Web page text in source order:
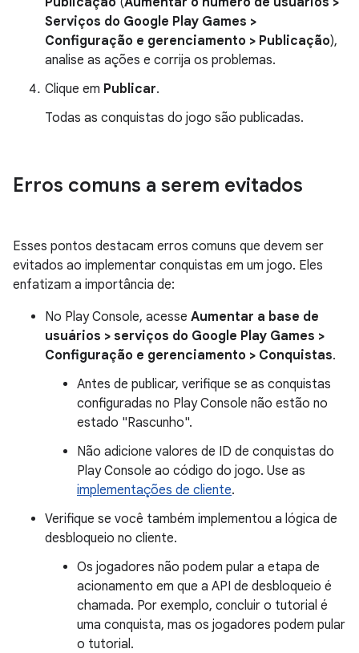
Serviços do Google Play Games >
Configuração e gerenciamento > Publicação),
analise as ações e corrija os problemas.
Clique em Publicar.
Todas as conquistas do jogo são publicadas.
Erros comuns a serem evitados
Esses pontos destacam erros comuns que devem ser
evitados ao implementar conquistas em um jogo. Eles
enfatizam a importância de:
No Play Console, acesse Aumentar a base de
usuários > serviços do Google Play Games >
Configuração e gerenciamento > Conquistas.
Antes de publicar, verifique se as conquistas
configuradas no Play Console não estão no
estado "Rascunho".
Não adicione valores de ID de conquistas do
Play Console ao código do jogo. Use as
implementações de cliente.
Verifique se você também implementou a lógica de
desbloqueio no cliente.
Os jogadores não podem pular a etapa de
acionamento em que a API de desbloqueio é
chamada. Por exemplo, concluir o tutorial é
uma conquista, mas os jogadores podem pular
o tutorial.